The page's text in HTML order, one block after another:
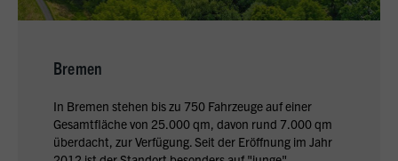
Bremen
In Bremen stehen bis zu 750 Fahrzeuge auf einer
Gesamtfläche von 25.000 qm, davon rund 7.000 qm
überdacht, zur Verfügung. Seit der Eröffnung im Jahr